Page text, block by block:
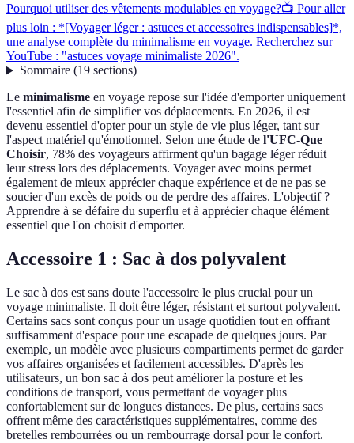
Pourquoi utiliser des vêtements modulables en voyage?📺 Pour aller
plus loin : *[Voyager léger : astuces et accessoires indispensables]*,
une analyse complète du minimalisme en voyage. Recherchez sur
YouTube : "astuces voyage minimaliste 2026".
Sommaire(19 sections)
Le minimalisme en voyage repose sur l'idée d'emporter uniquement
l'essentiel afin de simplifier vos déplacements. En 2026, il est
devenu essentiel d'opter pour un style de vie plus léger, tant sur
l'aspect matériel qu'émotionnel. Selon une étude de l'UFC-Que
Choisir, 78% des voyageurs affirment qu'un bagage léger réduit
leur stress lors des déplacements. Voyager avec moins permet
également de mieux apprécier chaque expérience et de ne pas se
soucier d'un excès de poids ou de perdre des affaires. L'objectif ?
Apprendre à se défaire du superflu et à apprécier chaque élément
essentiel que l'on choisit d'emporter.
Accessoire 1 : Sac à dos polyvalent
Le sac à dos est sans doute l'accessoire le plus crucial pour un
voyage minimaliste. Il doit être léger, résistant et surtout polyvalent.
Certains sacs sont conçus pour un usage quotidien tout en offrant
suffisamment d'espace pour une escapade de quelques jours. Par
exemple, un modèle avec plusieurs compartiments permet de garder
vos affaires organisées et facilement accessibles. D'après les
utilisateurs, un bon sac à dos peut améliorer la posture et les
conditions de transport, vous permettant de voyager plus
confortablement sur de longues distances. De plus, certains sacs
offrent même des caractéristiques supplémentaires, comme des
bretelles rembourrées ou un rembourrage dorsal pour le confort.